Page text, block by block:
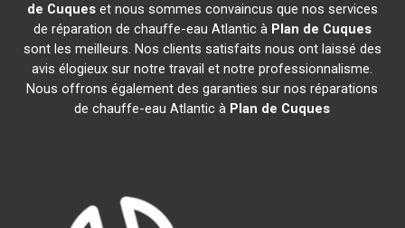
de Cuqueset nous sommes convaincus que nos services
de réparation de chauffe-eau Atlantic à Plan de Cuques
sont les meilleurs. Nos clients satisfaits nous ont laissé des
avis élogieux sur notre travail et notre professionnalisme.
Nous offrons également des garanties sur nos réparations
de chauffe-eau Atlantic à Plan de Cuques